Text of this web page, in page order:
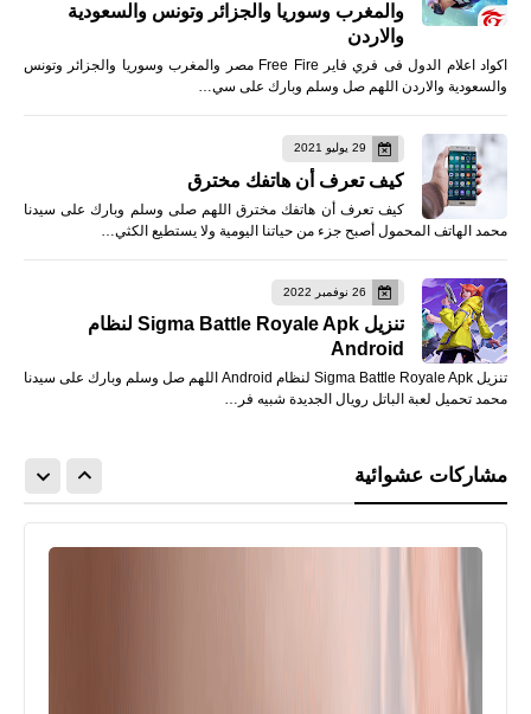
والمغرب وسوريا والجزائر وتونس والسعودية
والاردن
اكواد اعلام الدول فى فري فاير Free Fire مصر والمغرب وسوريا والجزائر وتونس
والسعودية والاردن اللهم صل وسلم وبارك على سي…
29 يوليو 2021
كيف تعرف أن هاتفك مخترق
كيف تعرف أن هاتفك مخترق اللهم صلى وسلم وبارك على سيدنا
محمد الهاتف المحمول أصبح جزء من حياتنا اليومية ولا يستطيع الكثي…
26 نوفمبر 2022
تنزيل Sigma Battle Royale Apk لنظام
Android
تنزيل Sigma Battle Royale Apk لنظام Android اللهم صل وسلم وبارك على سيدنا
محمد تحميل لعبة الباتل رويال الجديدة شبيه فر…
مشاركات عشوائية